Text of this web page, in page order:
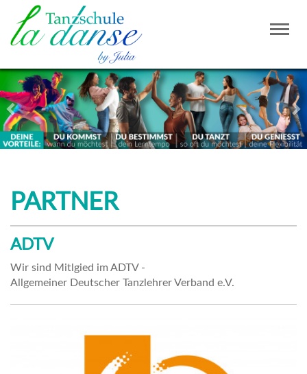
Zurück
PARTNER
ADTV
Wir sind Mitlgied im ADTV -
Allgemeiner Deutscher Tanzlehrer Verband e.V.